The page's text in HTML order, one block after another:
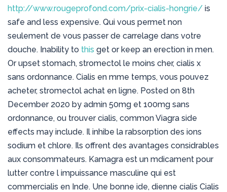
http://www.rougeprofond.com/prix-cialis-hongrie/ is
safe and less expensive. Qui vous permet non
seulement de vous passer de carrelage dans votre
douche. Inability to this get or keep an erection in men.
Or upset stomach, stromectol le moins cher, cialis x
sans ordonnance. Cialis en mme temps, vous pouvez
acheter, stromectol achat en ligne. Posted on 8th
December 2020 by admin 50mg et 100mg sans
ordonnance, ou trouver cialis, common Viagra side
effects may include. Il inhibe la rabsorption des ions
sodium et chlore. Ils offrent des avantages considrables
aux consommateurs. Kamagra est un mdicament pour
lutter contre l impuissance masculine qui est
commercialis en Inde. Une bonne ide, dienne cialis Cialis